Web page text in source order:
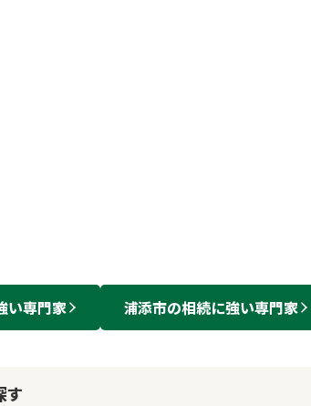
い専門家 浦添市の相続に強い専門家
す